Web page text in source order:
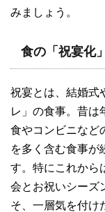
みましょう。
食の「祝宴化
祝宴とは、結婚式
レ」の食事。昔は
食やコンビニなど
を多く含む食事が
す。特にこれから
会とお祝いシーズ
そ、一層気を付け